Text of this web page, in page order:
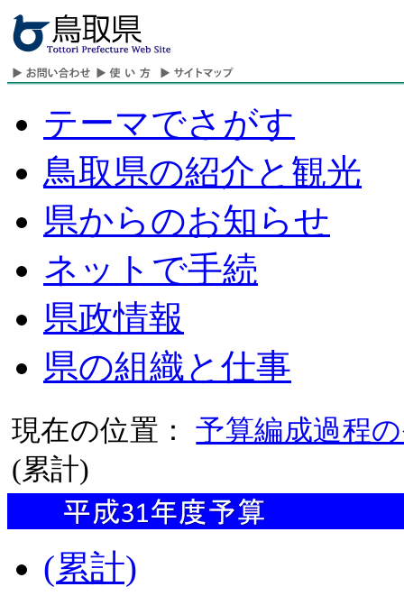
テーマでさがす
鳥取県の紹介と観光
県からのお知らせ
ネットで手続
県政情報
県の組織と仕事
現在の位置：予算編成過程
(累計)
(累計)